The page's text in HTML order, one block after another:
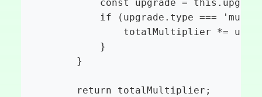
const upgrade =
if (upgrade.type ===
totalMultiplier *=
            }
        }
        return totalMultiplier;